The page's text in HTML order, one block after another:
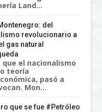
Land...
del
revolucionario a
gas natural
el nacionalismo
teoría
pasó a
Mon...
que se fue #Petróleo